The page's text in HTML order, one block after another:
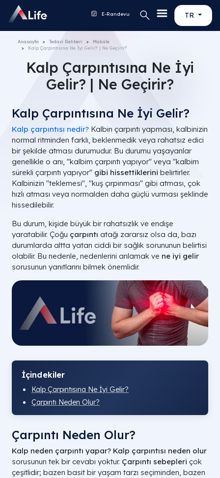
TR
E-Randevu
Anasayfa Tedavi Rehberi
Makale
Kalp Çarpıntısına Ne İyi Gelir​? | Ne Geçirir?
Kalp Çarpıntısına Ne İyi
Gelir​? | Ne Geçirir?
Kalp Çarpıntısına Ne İyi Gelir?
Kalp çarpıntısı nedir? Kalbin çarpıntı yapması, kalbinizin
normal ritminden farklı, beklenmedik veya rahatsız edici
bir şekilde atması durumudur. Bu durumu yaşayanlar
genellikle o anı, "kalbim çarpıntı yapıyor" veya "kalbim
sürekli çarpıntı yapıyor" gibi hissettiklerini belirtirler.
Kalbinizin "teklemesi", "kuş çırpınması" gibi atması, çok
hızlı atması veya normalden daha güçlü vurması şeklinde
hissedilebilir.
Bu durum, kişide büyük bir rahatsızlık ve endişe
yaratabilir. Çoğu çarpıntı atağı zararsız olsa da, bazı
durumlarda altta yatan ciddi bir sağlık sorununun belirtisi
olabilir. Bu nedenle, nedenlerini anlamak ve ne iyi gelir
sorusunun yanıtlarını bilmek önemlidir.
İçindekiler
Kalp Çarpıntısına Ne İyi Gelir?
Çarpıntı Neden Olur?
Çarpıntı Neden Olur?
Kalp neden çarpıntı yapar? Kalp çarpıntısı neden olur
sorusunun tek bir cevabı yoktur. Çarpıntı sebepleri çok
çeşitlidir; bazen basit bir yaşam tarzı seçiminden, bazen